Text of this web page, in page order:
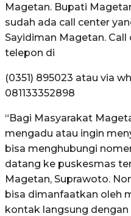
Magetan. Bupati
sudah ada call center
Sayidiman Magetan.
telepon di
(0351) 895023 atau via
081133352898
“Bagi Masyarakat
mengadu atau ingin
bisa menghubungi
datang ke puskesmas
Magetan, Suprawoto.
bisa dimanfaatkan oleh
kontak langsung